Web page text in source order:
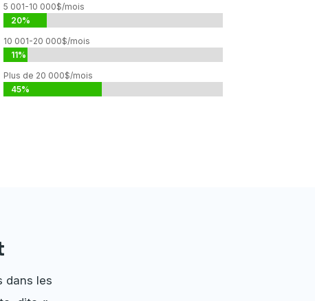
5 001-10 000$/mois
20%
20%
10 001-20 000$/mois
11%
11%
Plus de 20 000$/mois
45%
45%
dans les